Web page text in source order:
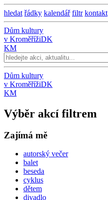
hledat řádky kalendář filtr kontakt
Dům kultury
v KroměřížiDK
KM
Dům kultury
v KroměřížiDK
KM
Výběr akcí filtrem
Zajímá mě
autorský večer
balet
beseda
cyklus
dětem
divadlo